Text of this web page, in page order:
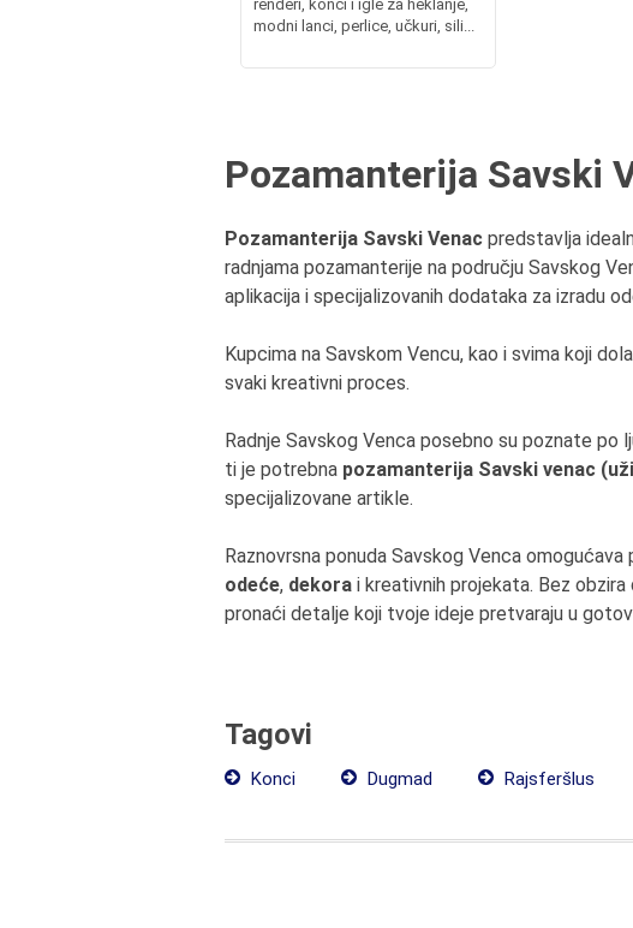
renderi, konci i igle za heklanje,
modni lanci, perlice, učkuri, sili...
Pozamanterija Savski
Pozamanterija Savski Venac predstavlja
radnjama pozamanterije na području Savskog
aplikacija i specijalizovanih dodataka za izradu
Kupcima na Savskom Vencu, kao i svima koji
svaki kreativni proces.
Radnje Savskog Venca posebno su poznate po
ti je potrebna pozamanterija Savski venac
specijalizovane artikle.
Raznovrsna ponuda Savskog Venca
odeće, dekora i kreativnih projekata. Bez obzira
pronaći detalje koji tvoje ideje pretvaraju u
Tagovi
Konci Dugmad Rajsferšlus